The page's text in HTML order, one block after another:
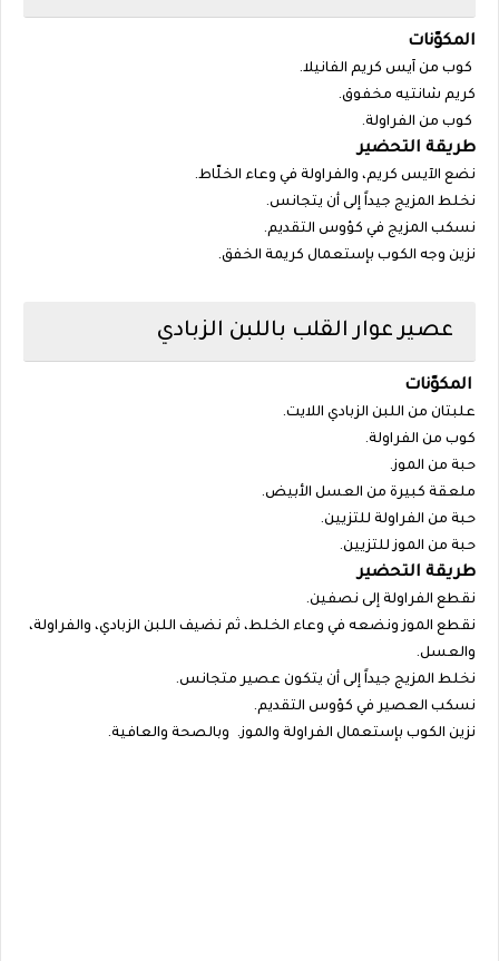
المكوّنات
كوب من آيس كريم الفانيلا.
كريم شانتيه مخفوق.
كوب من الفراولة.
طريقة التحضير
نضع الآيس كريم، والفراولة في وعاء الخلّاط.
نخلط المزيج جيداً إلى أن يتجانس.
نسكب المزيج في كؤوس التقديم.
نزين وجه الكوب بإستعمال كريمة الخفق.
عصير عوار القلب باللبن الزبادي
المكوّنات
علبتان من اللبن الزبادي اللايت.
كوب من الفراولة.
حبة من الموز.
ملعقة كبيرة من العسل الأبيض.
حبة من الفراولة للتزيين.
حبة من الموز للتزيين.
طريقة التحضير
نقطع الفراولة إلى نصفين.
نقطع الموز ونضعه في وعاء الخلط، ثم نضيف اللبن الزبادي، والفراولة،
والعسل.
نخلط المزيج جيداً إلى أن يتكون عصير متجانس.
نسكب العصير في كؤوس التقديم.
نزين الكوب بإستعمال الفراولة والموز. وبالصحة والعافية.